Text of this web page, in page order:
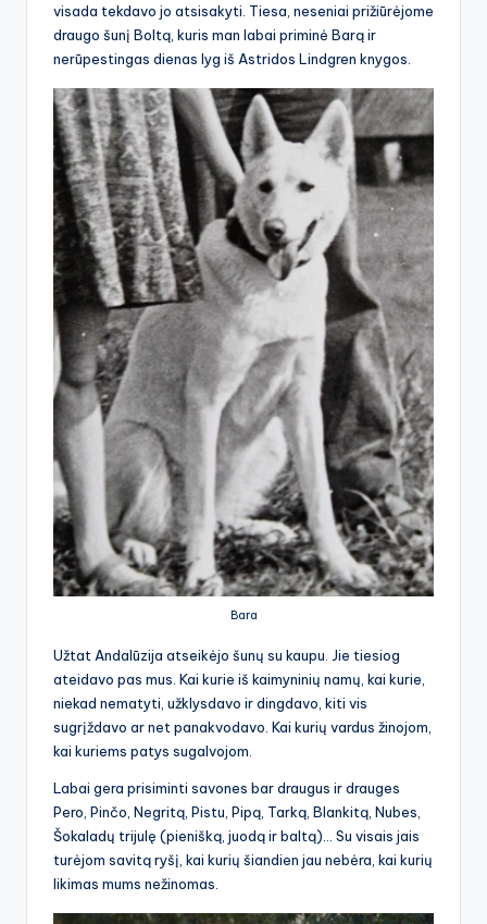
visada tekdavo jo atsisakyti. Tiesa, neseniai prižiūrėjome
draugo šunį Boltą, kuris man labai priminė Barą ir
nerūpestingas dienas lyg iš Astridos Lindgren knygos.
Bara
Užtat Andalūzija atseikėjo šunų su kaupu. Jie tiesiog
ateidavo pas mus. Kai kurie iš kaimyninių namų, kai kurie,
niekad nematyti, užklysdavo ir dingdavo, kiti vis
sugrįždavo ar net panakvodavo. Kai kurių vardus žinojom,
kai kuriems patys sugalvojom.
Labai gera prisiminti savones bar draugus ir drauges
Pero, Pinčo, Negritą, Pistu, Pipą, Tarką, Blankitą, Nubes,
Šokaladų trijulę (pienišką, juodą ir baltą)… Su visais jais
turėjom savitą ryšį, kai kurių šiandien jau nebėra, kai kurių
likimas mums nežinomas.